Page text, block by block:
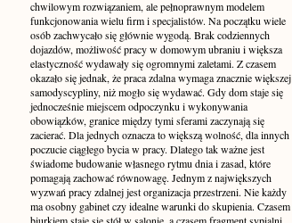
chwilowym rozwiązaniem, ale pełnoprawnym modelem
funkcjonowania wielu firm i specjalistów. Na początku wiele
osób zachwycało się głównie wygodą. Brak codziennych
dojazdów, możliwość pracy w domowym ubraniu i większa
elastyczność wydawały się ogromnymi zaletami. Z czasem
okazało się jednak, że praca zdalna wymaga znacznie większej
samodyscypliny, niż mogło się wydawać. Gdy dom staje się
jednocześnie miejscem odpoczynku i wykonywania
obowiązków, granice między tymi sferami zaczynają się
zacierać. Dla jednych oznacza to większą wolność, dla innych
poczucie ciągłego bycia w pracy. Dlatego tak ważne jest
świadome budowanie własnego rytmu dnia i zasad, które
pomagają zachować równowagę. Jednym z największych
wyzwań pracy zdalnej jest organizacja przestrzeni. Nie każdy
ma osobny gabinet czy idealne warunki do skupienia. Czasem